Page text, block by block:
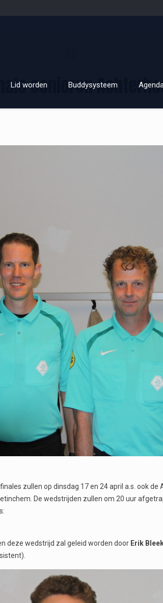
Lid worden Buddysysteem
senioren
zullen op dinsdag 17 en 24 april a.s. ook de
De wedstrijden zullen om 20 uur
deze wedstrijd zal geleid worden door Erik